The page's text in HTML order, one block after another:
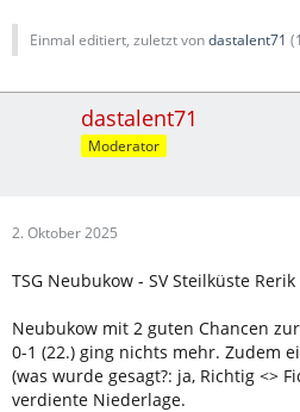
Einmal editiert, zuletzt vondastalent71 (
dastalent71
Moderator
2. Oktober 2025
TSG Neubukow - SV Steilküste Rerik
Neubukow mit 2 guten Chancen
0-1 (22.) ging nichts mehr. Zudem
(was wurde gesagt?: ja, Richtig <>
verdiente Niederlage.